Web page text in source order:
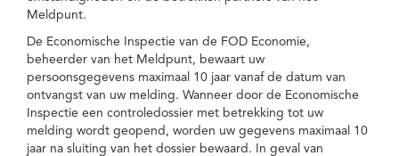
Meldpunt.
De Economische Inspectie van de FOD Economie,
beheerder van het Meldpunt, bewaart uw
persoonsgegevens maximaal 10 jaar vanaf de datum van
ontvangst van uw melding. Wanneer door de Economische
Inspectie een controledossier met betrekking tot uw
melding wordt geopend, worden uw gegevens maximaal 10
jaar na sluiting van het dossier bewaard. In geval van